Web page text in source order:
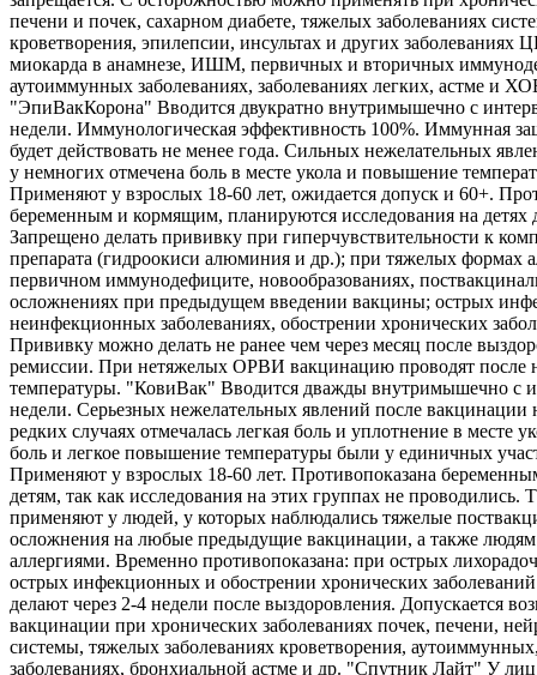
печени и почек, сахарном диабете, тяжелых заболеваниях
кроветворения, эпилепсии, инсультах и других заболеваниях
миокарда в анамнезе, ИШМ, первичных и вторичных
аутоиммунных заболеваниях, заболеваниях легких, астме и
"ЭпиВакКорона" Вводится двукратно внутримышечно с
недели. Иммунологическая эффективность 100%. Иммунная
будет действовать не менее года. Сильных нежелательных
у немногих отмечена боль в месте укола и повышение
Применяют у взрослых 18-60 лет, ожидается допуск и 60+.
беременным и кормящим, планируются исследования на детях
Запрещено делать прививку при гиперчувствительности к
препарата (гидроокиси алюминия и др.); при тяжелых формах
первичном иммунодефиците, новообразованиях,
осложнениях при предыдущем введении вакцины; острых
неинфекционных заболеваниях, обострении хронических
Прививку можно делать не ранее чем через месяц после
ремиссии. При нетяжелых ОРВИ вакцинацию проводят после
температуры. "КовиВак" Вводится дважды внутримышечно с
недели. Серьезных нежелательных явлений после вакцинации
редких случаях отмечалась легкая боль и уплотнение в месте
боль и легкое повышение температуры были у единичных
Применяют у взрослых 18-60 лет. Противопоказана
детям, так как исследования на этих группах не проводились.
применяют у людей, у которых наблюдались тяжелые
осложнения на любые предыдущие вакцинации, а также
аллергиями. Временно противопоказана: при острых
острых инфекционных и обострении хронических
делают через 2-4 недели после выздоровления. Допускается
вакцинации при хронических заболеваниях почек, печени,
системы, тяжелых заболеваниях кроветворения,
заболеваниях, бронхиальной астме и др. "Спутник Лайт" У